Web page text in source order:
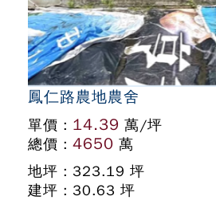
鳳仁路農地農舍
單價 : 14.39 萬/坪
總價 : 4650 萬
地坪 : 323.19 坪
建坪 : 30.63 坪